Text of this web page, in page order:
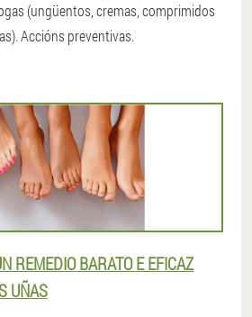
(ungüentos, cremas, comprimidos
Accións preventivas.
REMEDIO BARATO E EFICAZ
UÑAS